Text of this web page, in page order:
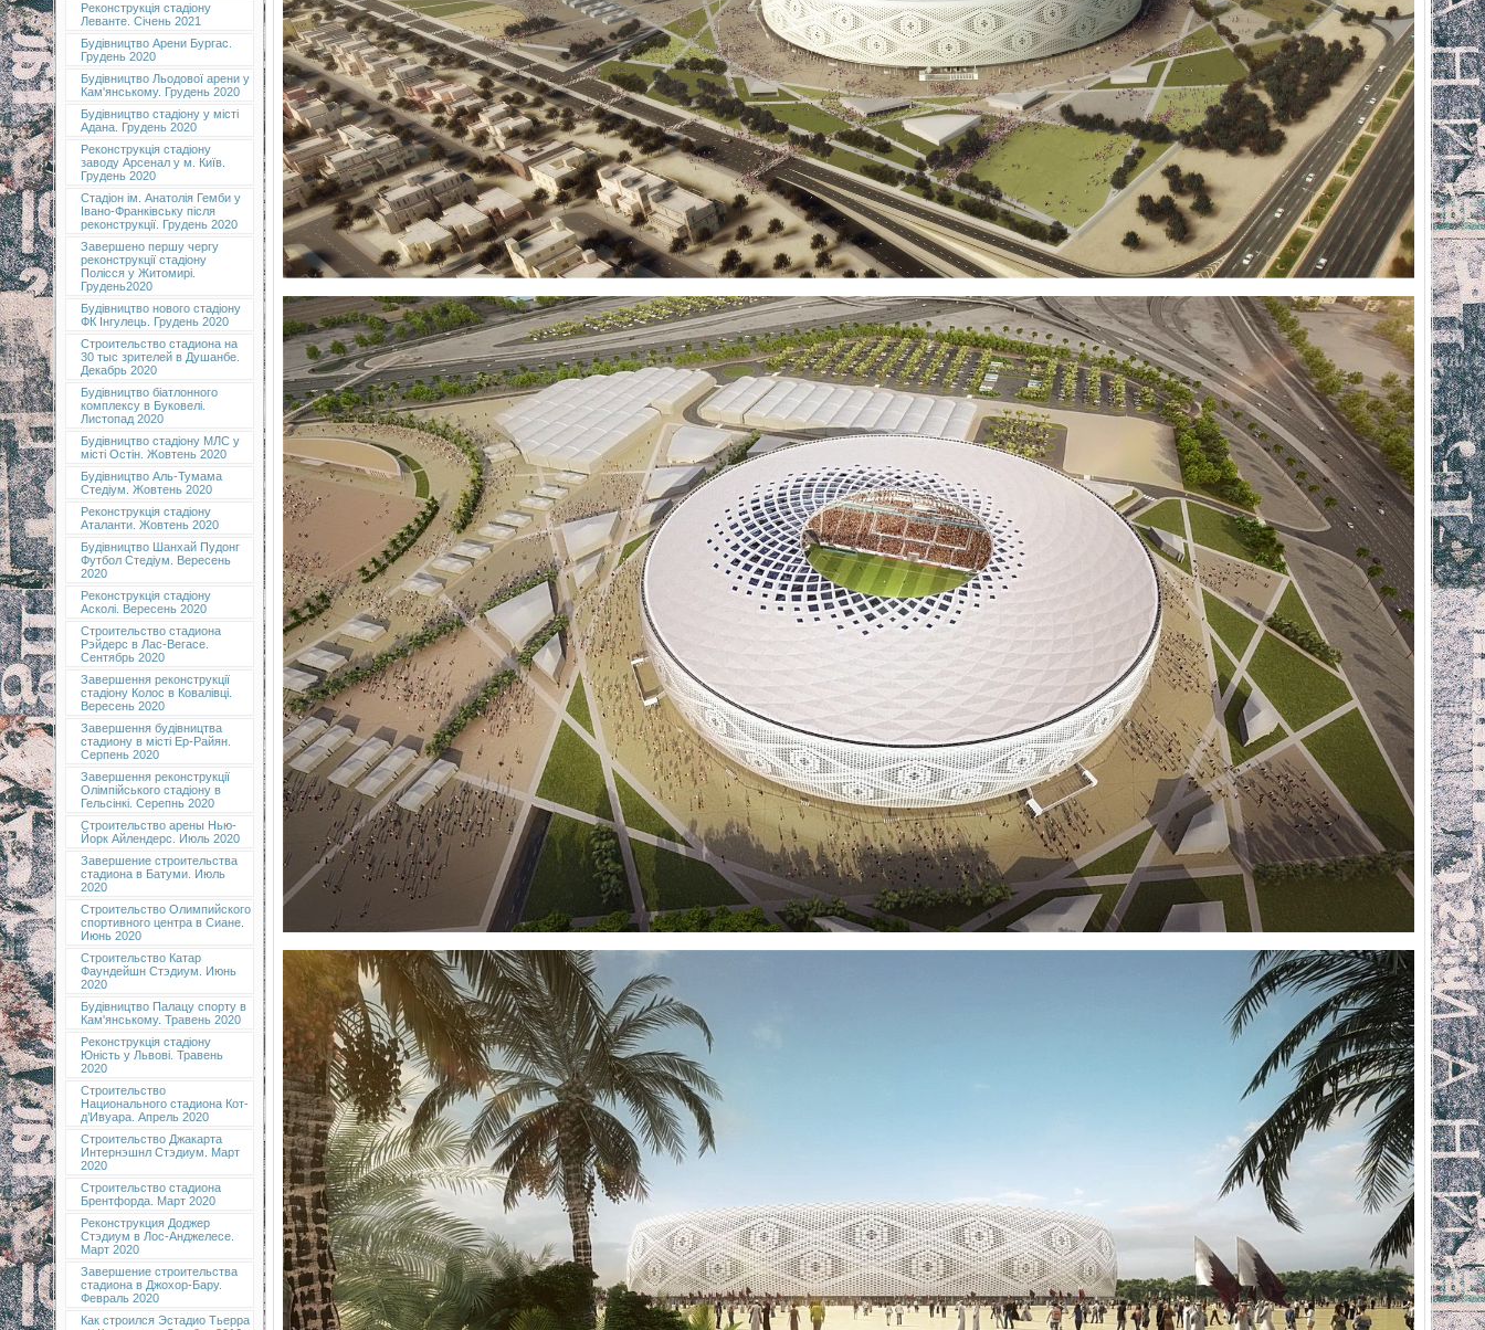
Реконструкція стадіону
Леванте. Січень 2021
Будівництво Арени Бургас.
Грудень 2020
Будівництво Льодової арени у
Кам'янському. Грудень 2020
Будівництво стадіону у місті
Адана. Грудень 2020
Реконструкція стадіону
заводу Арсенал у м. Київ.
Грудень 2020
Cтадіон ім. Анатолія Гемби у
Івано-Франківську після
реконструкції. Грудень 2020
Завершено першу чергу
реконструкції стадіону
Полісся у Житомирі.
Грудень2020
Будівництво нового стадіону
ФК Інгулець. Грудень 2020
Строительство стадиона на
30 тыс зрителей в Душанбе.
Декабрь 2020
Будівництво біатлонного
комплексу в Буковелі.
Листопад 2020
Будівництво стадіону МЛС у
місті Остін. Жовтень 2020
Будівництво Аль-Тумама
Стедіум. Жовтень 2020
Реконструкція стадіону
Аталанти. Жовтень 2020
Будівництво Шанхай Пудонг
Футбол Стедіум. Вересень
2020
Реконструкція стадіону
Асколі. Вересень 2020
Строительство стадиона
Рэйдерс в Лас-Вегасе.
Сентябрь 2020
Завершення реконструкції
стадіону Колос в Ковалівці.
Вересень 2020
Завершення будівництва
стадиону в місті Ер-Райян.
Серпень 2020
Завершення реконструкції
Олімпійського стадіону в
Гельсінкі. Серепнь 2020
Строительство арены Нью-
Йорк Айлендерс. Июль 2020
Завершение строительства
стадиона в Батуми. Июль
2020
Строительство Олимпийского
спортивного центра в Сиане.
Июнь 2020
Строительство Катар
Фаундейшн Стэдиум. Июнь
2020
Будівництво Палацу спорту в
Кам'янському. Травень 2020
Реконструкція стадіону
Юність у Львові. Травень
2020
Строительство
Национального стадиона Кот-
д’Ивуара. Апрель 2020
Строительство Джакарта
Интернэшнл Стэдиум. Март
2020
Строительство стадиона
Брентфорда. Март 2020
Реконструкция Доджер
Стэдиум в Лос-Анджелесе.
Март 2020
Завершение строительства
стадиона в Джохор-Бару.
Февраль 2020
Как строился Эстадио Тьерра